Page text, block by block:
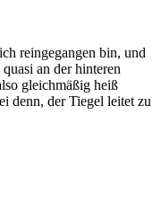
reingegangen bin, und
an der hinteren
gleichmäßig heiß
denn, der Tiegel leitet zu